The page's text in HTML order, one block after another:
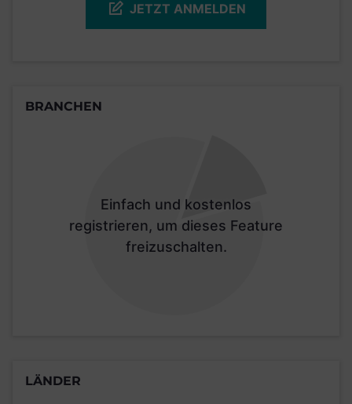
JETZT ANMELDEN
BRANCHEN
Einfach und kostenlos
registrieren, um dieses Feature
freizuschalten.
LÄNDER